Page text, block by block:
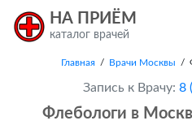
НА ПРИЁМ
каталог врачей
Главная / Врачи Москвы /
Запись к Врачу: 8
Флебологи в